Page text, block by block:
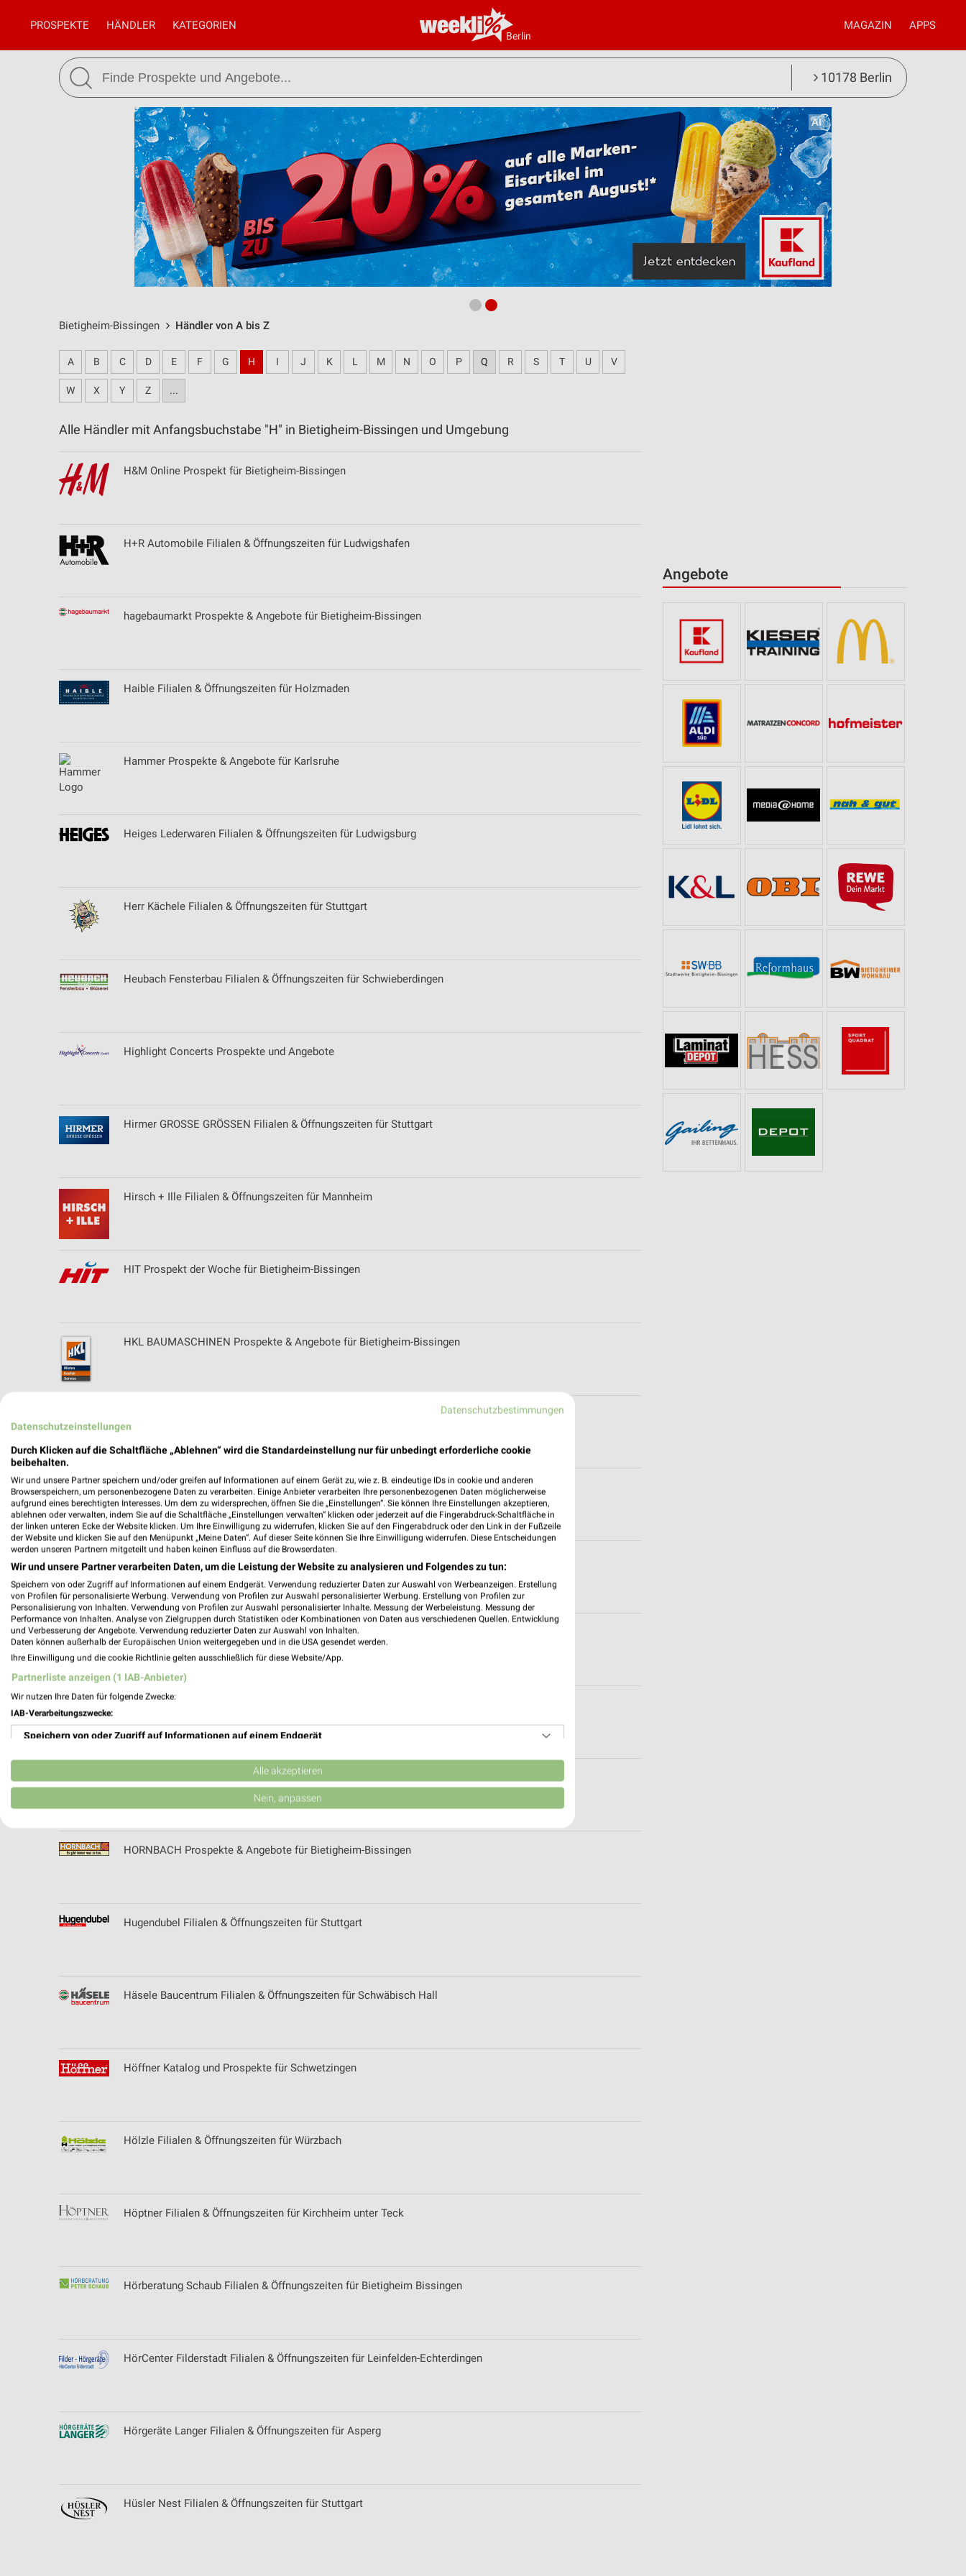
Berlin
PROSPEKTE HÄNDLER KATEGORIEN MAGAZIN APPS
10178 Berlin
Bietigheim-Bissingen Händler von A bis Z
Angebote
A B C D E F G H I J K L M N O P Q R S T U V
W X Y Z ...
Alle Händler mit Anfangsbuchstabe "H" in Bietigheim-Bissingen und Umgebung
H&M Online Prospekt für Bietigheim-Bissingen
H+R Automobile Filialen & Öffnungszeiten für Ludwigshafen
hagebaumarkt Prospekte & Angebote für Bietigheim-Bissingen
Haible Filialen & Öffnungszeiten für Holzmaden
Hammer Prospekte & Angebote für Karlsruhe
Heiges Lederwaren Filialen & Öffnungszeiten für Ludwigsburg
Herr Kächele Filialen & Öffnungszeiten für Stuttgart
Heubach Fensterbau Filialen & Öffnungszeiten für Schwieberdingen
Highlight Concerts Prospekte und Angebote
Hirmer GROSSE GRÖSSEN Filialen & Öffnungszeiten für Stuttgart
Hirsch + Ille Filialen & Öffnungszeiten für Mannheim
HIT Prospekt der Woche für Bietigheim-Bissingen
HKL BAUMASCHINEN Prospekte & Angebote für Bietigheim-Bissingen
Hoflieferant Munz Filialen & Öffnungszeiten für Stuttgart-Feuerbach
hofmeister Katalog und Prospekte für Bietigheim-Bissingen
Holz-Hauff Filialen & Öffnungszeiten für Leingarten
Holz Ulrich Filialen & Öffnungszeiten für Stuttgart
HORNBACH Prospekte & Angebote für Bietigheim-Bissingen
Hugendubel Filialen & Öffnungszeiten für Stuttgart
Häsele Baucentrum Filialen & Öffnungszeiten für Schwäbisch Hall
Höffner Katalog und Prospekte für Schwetzingen
Hölzle Filialen & Öffnungszeiten für Würzbach
Höptner Filialen & Öffnungszeiten für Kirchheim unter Teck
Hörberatung Schaub Filialen & Öffnungszeiten für Bietigheim Bissingen
HörCenter Filderstadt Filialen & Öffnungszeiten für Leinfelden-Echterdingen
Hörgeräte Langer Filialen & Öffnungszeiten für Asperg
Hüsler Nest Filialen & Öffnungszeiten für Stuttgart
Datenschutzbestimmungen
Datenschutzeinstellungen
Durch Klicken auf die Schaltfläche „Ablehnen“ wird die Standardeinstellung nur für unbedingt erforderliche cookie
beibehalten.
Wir und unsere Partner speichern und/oder greifen auf Informationen auf einem Gerät zu, wie z. B. eindeutige IDs in cookie und anderen
Browserspeichern, um personenbezogene Daten zu verarbeiten. Einige Anbieter verarbeiten Ihre personenbezogenen Daten möglicherweise
aufgrund eines berechtigten Interesses. Um dem zu widersprechen, öffnen Sie die „Einstellungen“. Sie können Ihre Einstellungen akzeptieren,
ablehnen oder verwalten, indem Sie auf die Schaltfläche „Einstellungen verwalten“ klicken oder jederzeit auf die Fingerabdruck-Schaltfläche in
der linken unteren Ecke der Website klicken. Um Ihre Einwilligung zu widerrufen, klicken Sie auf den Fingerabdruck oder den Link in der Fußzeile
der Website und klicken Sie auf den Menüpunkt „Meine Daten“. Auf dieser Seite können Sie Ihre Einwilligung widerrufen. Diese Entscheidungen
werden unseren Partnern mitgeteilt und haben keinen Einfluss auf die Browserdaten.
Wir und unsere Partner verarbeiten Daten, um die Leistung der Website zu analysieren und Folgendes zu tun:
Speichern von oder Zugriff auf Informationen auf einem Endgerät. Verwendung reduzierter Daten zur Auswahl von Werbeanzeigen. Erstellung
von Profilen für personalisierte Werbung. Verwendung von Profilen zur Auswahl personalisierter Werbung. Erstellung von Profilen zur
Personalisierung von Inhalten. Verwendung von Profilen zur Auswahl personalisierter Inhalte. Messung der Werbeleistung. Messung der
Performance von Inhalten. Analyse von Zielgruppen durch Statistiken oder Kombinationen von Daten aus verschiedenen Quellen. Entwicklung
und Verbesserung der Angebote. Verwendung reduzierter Daten zur Auswahl von Inhalten.
Daten können außerhalb der Europäischen Union weitergegeben und in die USA gesendet werden.
Ihre Einwilligung und die cookie Richtlinie gelten ausschließlich für diese Website/App.
Partnerliste anzeigen (1 IAB-Anbieter)
Wir nutzen Ihre Daten für folgende Zwecke:
IAB-Verarbeitungszwecke:
Speichern von oder Zugriff auf Informationen auf einem Endgerät
Verwendung reduzierter Daten zur Auswahl von Werbeanzeigen
Erstellung von Profilen für personalisierte Werbung
Erstellung von Profilen zur Personalisierung von Inhalten
Messung der Werbeleistung
IAB-Besonderheiten:
Nicht-IAB-Verarbeitungszwecke:
Funktional
Alle akzeptieren
Nein, anpassen